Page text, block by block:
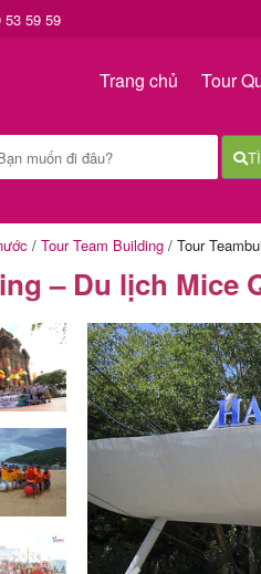
53 59 59
Trang chủ Tour
/ Tour Team Building / Tour
– Du lịch Mice